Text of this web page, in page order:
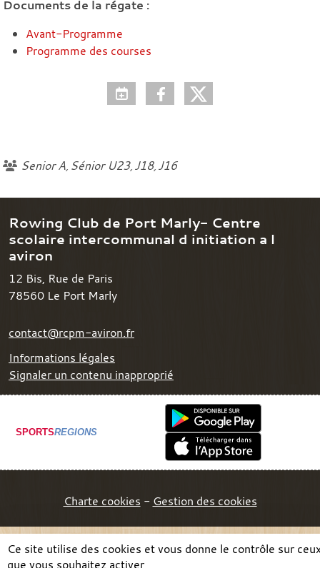
Documents de la régate :
Avant-Programme
Programme des courses
Senior A Sénior U23 J18 J16
Rowing Club de Port Marly- Centre
scolaire intercommunal d initiation a l
aviron
12 Bis, Rue de Paris
78560 Le Port Marly
contact@rcpm-aviron.fr
Informations légales
Signaler un contenu inapproprié
SPORTSREGIONS
Charte cookies Gestion des cookies
Ce site utilise des cookies et vous donne le contrôle sur
que vous souhaitez activer